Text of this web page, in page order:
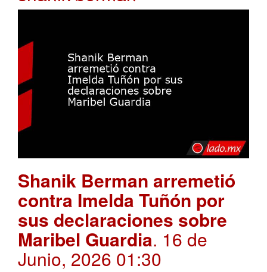
Shanik Berman arremetió
contra Imelda Tuñón por
sus declaraciones sobre
Maribel Guardia. 16 de
Junio, 2026 01:30